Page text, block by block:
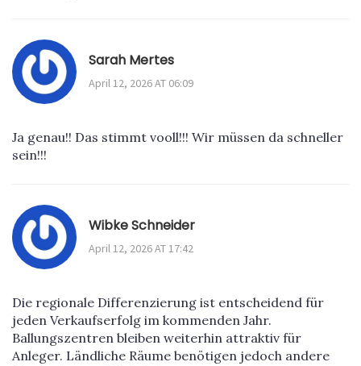
Sarah Mertes
April 12, 2026 AT 06:09
Ja genau!! Das stimmt vooll!!! Wir müssen da schneller
sein!!!
Wibke Schneider
April 12, 2026 AT 17:42
Die regionale Differenzierung ist entscheidend für
jeden Verkaufserfolg im kommenden Jahr.
Ballungszentren bleiben weiterhin attraktiv für
Anleger. Ländliche Räume benötigen jedoch andere